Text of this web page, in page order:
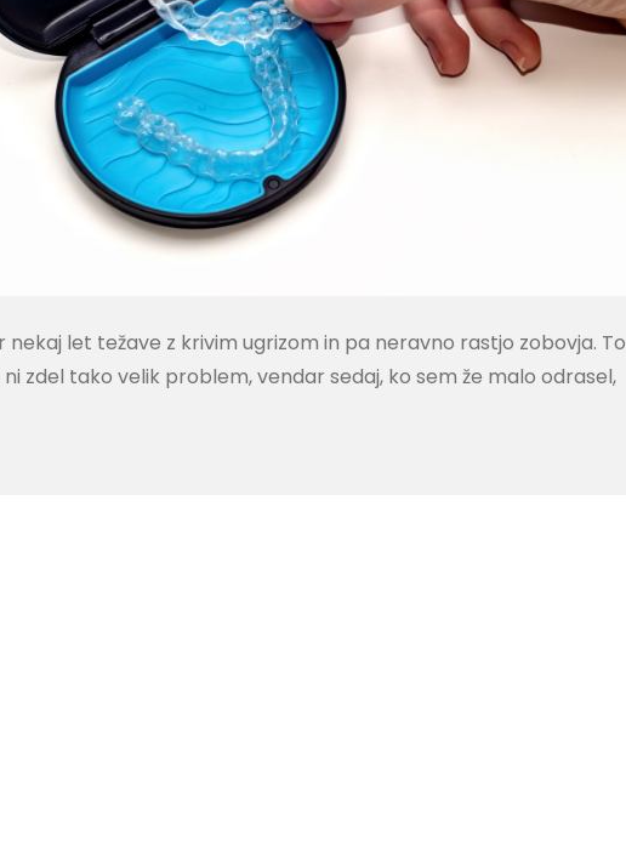
let težave z krivim ugrizom in pa neravno rastjo zobovja. To
zdel tako velik problem, vendar sedaj, ko sem že malo odrasel,